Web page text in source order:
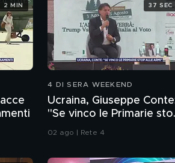
2 MIN
4 DI SERA WEEKEND
Ucraina, Giuseppe
"Se vinco le Primarie
alle armi"
02 ago | Rete 4
37 SEC